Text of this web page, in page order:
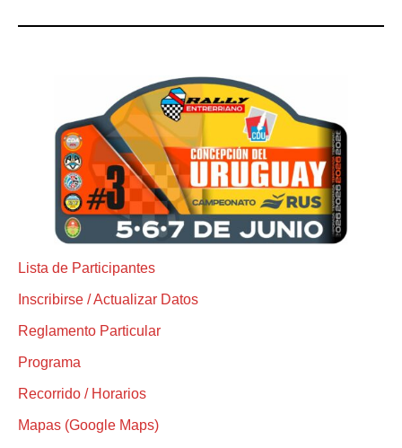
Lista de Participantes
Inscribirse / Actualizar Datos
Reglamento Particular
Programa
Recorrido / Horarios
Mapas (Google Maps)